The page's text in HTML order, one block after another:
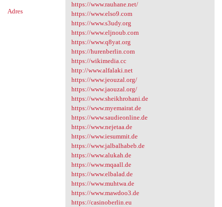
Adres
https://www.rauhane.net/
https://www.elso9.com
https://www.s3udy.org
https://www.eljnoub.com
https://www.q8yat.org
https://hurenberlin.com
https://wikimedia.cc
http://www.alfalaki.net
https://www.jeouzal.org/
https://www.jaouzal.org/
https://www.sheikhrohani.de
https://www.myemairat.de
https://www.saudieonline.de
https://www.nejetaa.de
https://www.iesummit.de
https://www.jalbalhabeb.de
https://www.alukah.de
https://www.mqaall.de
https://www.elbalad.de
https://www.muhtwa.de
https://www.mawdoo3.de
https://casinoberlin.eu